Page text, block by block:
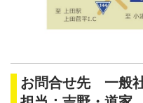
お問合せ先 一般